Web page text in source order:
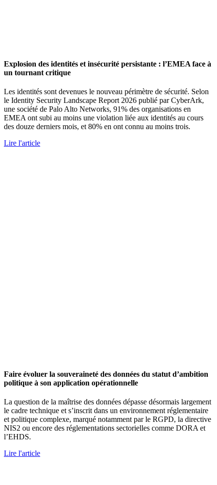
Explosion des identités et insécurité persistante : l’EMEA face à
un tournant critique
Les identités sont devenues le nouveau périmètre de sécurité. Selon
le Identity Security Landscape Report 2026 publié par CyberArk,
une société de Palo Alto Networks, 91% des organisations en
EMEA ont subi au moins une violation liée aux identités au cours
des douze derniers mois, et 80% en ont connu au moins trois.
Lire l'article
Faire évoluer la souveraineté des données du statut d’ambition
politique à son application opérationnelle
La question de la maîtrise des données dépasse désormais largement
le cadre technique et s’inscrit dans un environnement réglementaire
et politique complexe, marqué notamment par le RGPD, la directive
NIS2 ou encore des réglementations sectorielles comme DORA et
l’EHDS.
Lire l'article